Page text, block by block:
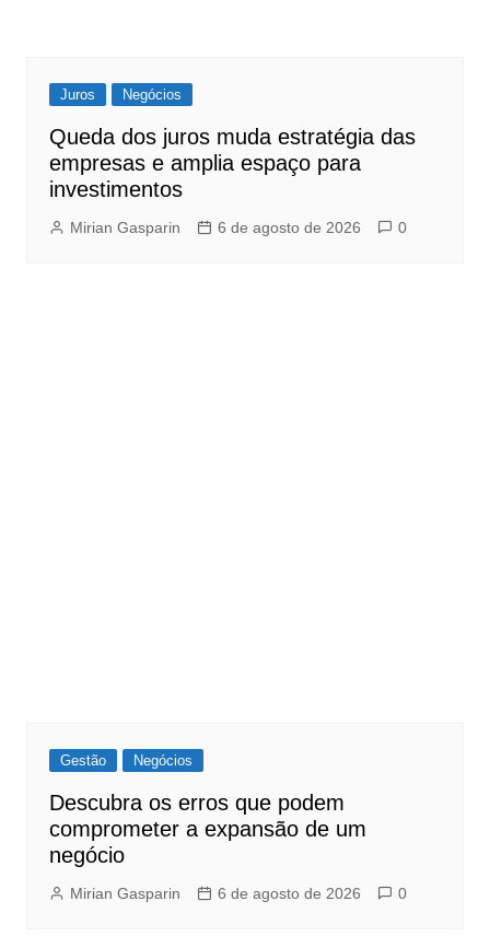
Juros Negócios
Queda dos juros muda estratégia das
empresas e amplia espaço para
investimentos
Mirian Gasparin 6 de agosto de 2026 0
Gestão Negócios
Descubra os erros que podem
comprometer a expansão de um
negócio
Mirian Gasparin 6 de agosto de 2026 0